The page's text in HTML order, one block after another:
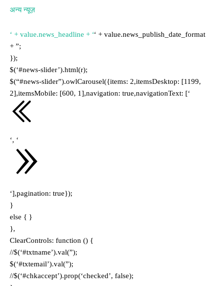
अन्य न्यूज़
‘ + value.news_headline + ‘‘ + value.news_publish_date_format
+ ”;
});
$(‘#news-slider’).html(r);
$(“#news-slider”).owlCarousel({items: 2,itemsDesktop: [1199,
2],itemsMobile: [600, 1],navigation: true,navigationText: [‘
‘, ‘
‘],pagination: true});
}
else { }
},
ClearControls: function () {
//$(‘#txtname’).val(”);
$(‘#txtemail’).val(”);
//$(‘#chkaccept’).prop(‘checked’, false);